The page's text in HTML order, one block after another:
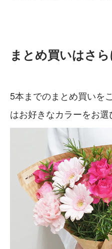
まとめ買いはさ
5本までのまとめ買いを
はお好きなカラーをお選